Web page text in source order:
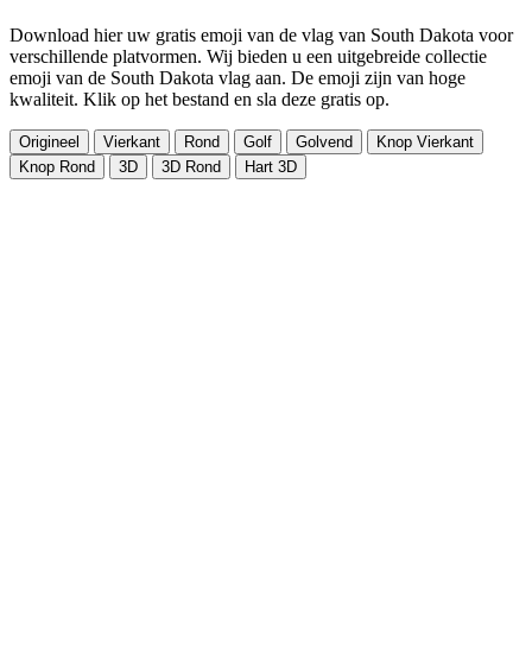
Download hier uw gratis emoji van de vlag van South Dakota voor
verschillende platvormen. Wij bieden u een uitgebreide collectie
emoji van de South Dakota vlag aan. De emoji zijn van hoge
kwaliteit. Klik op het bestand en sla deze gratis op.
Origineel Vierkant Rond Golf Golvend
Knop Vierkant
Knop Rond
3D 3D Rond Hart 3D